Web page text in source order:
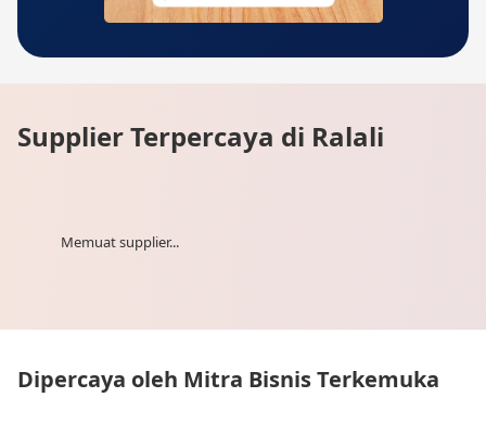
Supplier Terpercaya di Ralali
Memuat supplier...
Dipercaya oleh Mitra Bisnis Terkemuka